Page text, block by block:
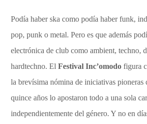
Podía haber ska como podía haber funk,
pop, punk o metal. Pero es que además
electrónica de club como ambient, techno,
hardtechno. ElFestival Inc’omodofigura
la brevísima nómina de iniciativas pioneras
quince años lo apostaron todo a una sola
independientemente del género. Y no en